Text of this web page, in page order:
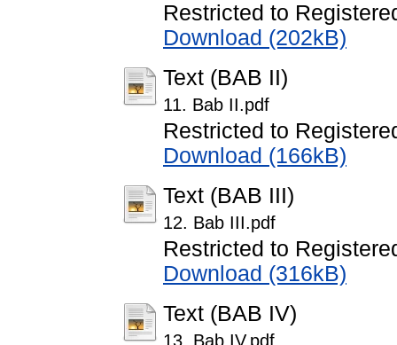
Restricted to
Download (202kB)
Text (BAB II)
11. Bab II.pdf
Restricted to
Download (166kB)
Text (BAB III)
12. Bab III.pdf
Restricted to
Download (316kB)
Text (BAB IV)
13. Bab IV.pdf